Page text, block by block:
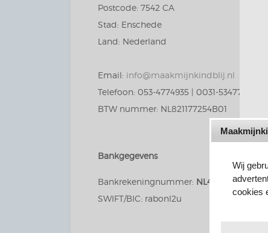
Postcode: 7542 CA
Stad: Enschede
Land: Nederland
Email: info@maakmijnkindblij.nl
Telefoon: 053-4774935 | 0031-534774935
BTW nummer: NL821177254B01
Bankgegevens
Bankrekeningnummer: NL46 RABO 0154
SWIFT/BIC: rabonl2u
Wij
cookies